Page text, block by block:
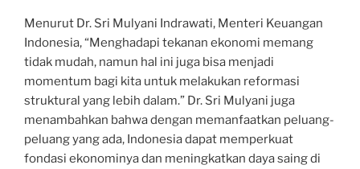
Menurut Dr. Sri Mulyani Indrawati, Menteri Keuangan
Indonesia, “Menghadapi tekanan ekonomi memang
tidak mudah, namun hal ini juga bisa menjadi
momentum bagi kita untuk melakukan reformasi
struktural yang lebih dalam.” Dr. Sri Mulyani juga
menambahkan bahwa dengan memanfaatkan peluang-
peluang yang ada, Indonesia dapat memperkuat
fondasi ekonominya dan meningkatkan daya saing di